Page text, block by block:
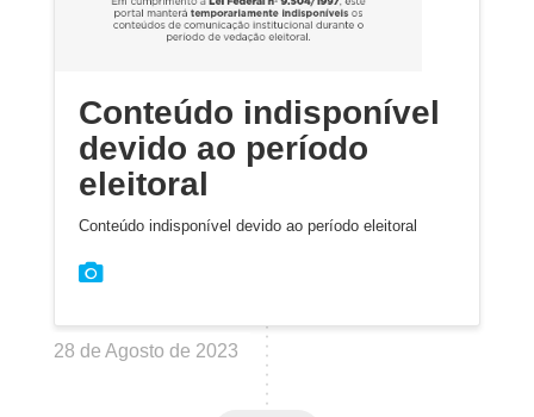
Conteúdo indisponível
devido ao período
eleitoral
Conteúdo indisponível devido ao período eleitoral
28 de Agosto de 2023